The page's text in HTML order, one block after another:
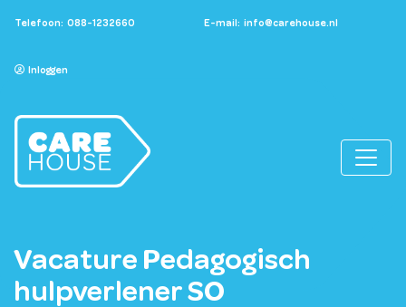
Telefoon: 088-1232660 E-mail: info@carehouse.nl
Inloggen
Vacature Pedagogisch
hulpverlener SO